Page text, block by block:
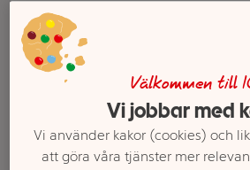
Välkommen till
Vi jobbar med
Vi använder kakor (cookies) och
att göra våra tjänster mer